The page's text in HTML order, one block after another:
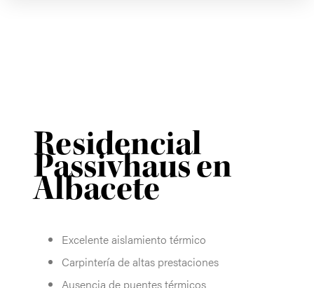
Residencial
Passivhaus en
Albacete
Excelente aislamiento térmico
Carpintería de altas prestaciones
Ausencia de puentes térmicos